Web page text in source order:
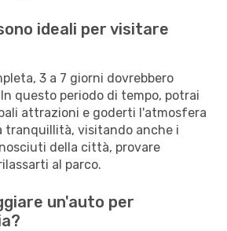
ideali per visitare
3 a 7 giorni dovrebbero
questo periodo di tempo, potrai
attrazioni e goderti l'atmosfera
visitando anche i
della città, provare
al parco.
un'auto per